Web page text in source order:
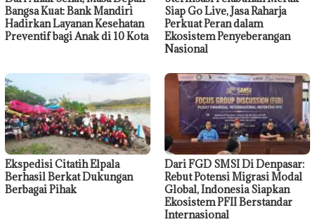
Bangsa Kuat: Bank Mandiri
Hadirkan Layanan Kesehatan
Preventif bagi Anak di 10 Kota
Siap Go Live, Jasa Raharja
Perkuat Peran dalam
Ekosistem Penyeberangan
Nasional
Ekspedisi Citatih Elpala
Berhasil Berkat Dukungan
Berbagai Pihak
Dari FGD SMSI Di Denpasar:
Rebut Potensi Migrasi Modal
Global, Indonesia Siapkan
Ekosistem PFII Berstandar
Internasional